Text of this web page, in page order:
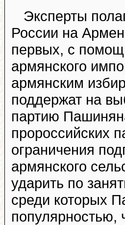
Эксперты
России на
первых, с
армянского
армянским
поддержат на
партию
пророссийских
ограничения
армянского
ударить по
среди которых
популярностью,